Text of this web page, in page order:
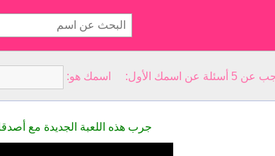
الأول: اسمك هو:
جرب هذه اللعبة الجديدة مع